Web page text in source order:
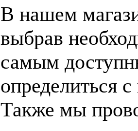
В нашем
выбрав
самым
определиться
Также мы